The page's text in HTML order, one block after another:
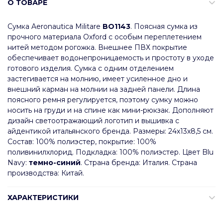
О ТОВАРЕ
Сумка Aeronautica Militare BO1143. Поясная сумка из
прочного материала Oxford с особым переплетением
нитей методом рогожка. Внешнее ПВХ покрытие
обеспечивает водонепроницаемость и простоту в уходе
готового изделия. Сумка с одним отделением
застегивается на молнию, имеет усиленное дно и
внешний карман на молнии на задней панели. Длина
поясного ремня регулируется, поэтому сумку можно
носить на груди и на спине как мини-рюкзак. Дополняют
дизайн светоотражающий логотип и вышивка с
айдентикой итальянского бренда. Размеры: 24х13х8,5 см.
Состав: 100% полиэстер, покрытие: 100%
поливинилхлорид. Подкладка: 100% полиэстер. Цвет Blu
Navy: темно-синий. Страна бренда: Италия. Страна
производства: Китай.
ХАРАКТЕРИСТИКИ